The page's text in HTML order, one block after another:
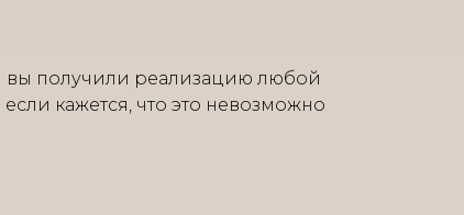
вы получили реализацию любой
кажется, что это невозможно